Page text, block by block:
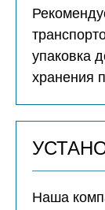
упаковка
хранения
Наша